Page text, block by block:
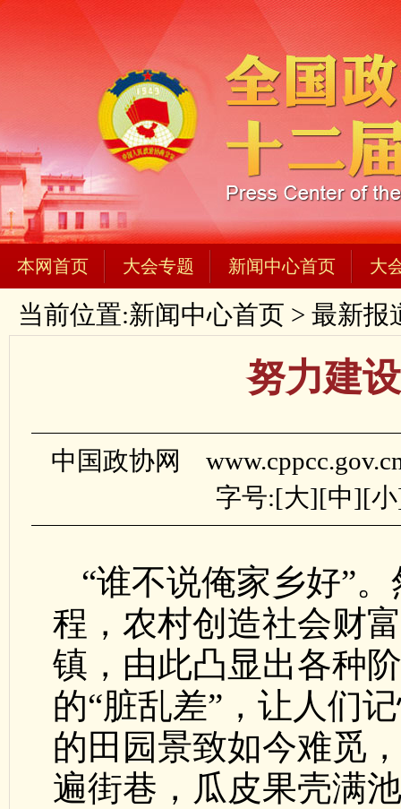
本网首页 大会专题 新闻中心首页 大
当前位置:新闻中心首页 > 最新报
努力建
中国政协网
字号:[大][中][小
“谁不说俺家乡好”
程，农村创造社会财
镇，由此凸显出各种
的“脏乱差”，让人们
的田园景致如今难觅
遍街巷，瓜皮果壳满